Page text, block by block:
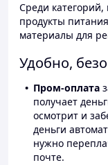
Среди категорий,
продукты
материалы для
Удобно,
Пром-оплата
получает
осмотрит и
деньги
нужно
почте.